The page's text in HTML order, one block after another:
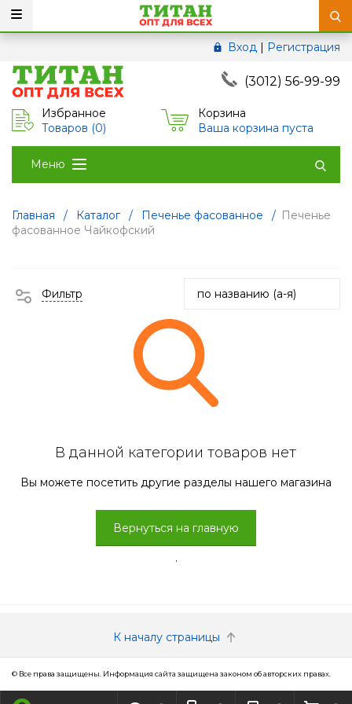
Вход | Регистрация
(3012) 56-99-99
Избранное
Товаров (0)
Корзина
Ваша корзина пуста
Меню
Главная / Каталог / Печенье фасованное / Печенье
фасованное Чайкофский
Фильтр
В данной категории товаров нет
Вы можете посетить другие разделы нашего магазина
Вернуться на главную
.
К началу страницы
© Все права защищены. Информация сайта защищена законом об авторских правах.